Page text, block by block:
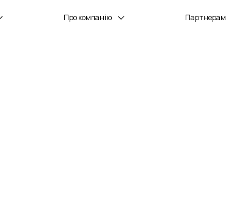
Про компанію Партнерам